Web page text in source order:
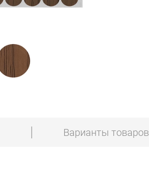
Варианты товаров